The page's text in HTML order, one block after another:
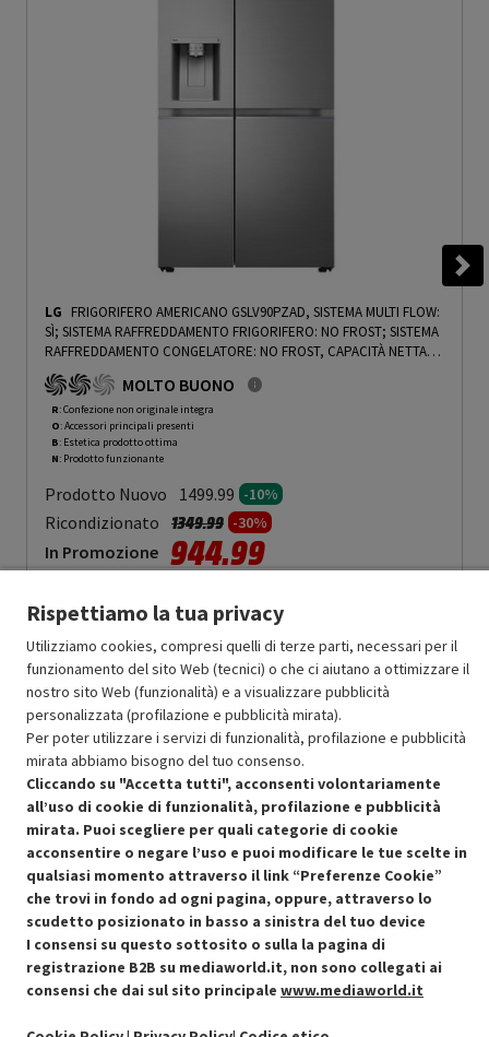
LG FRIGORIFERO AMERICANO GSLV90PZAD, SISTEMA MULTI FLOW:
SÌ; SISTEMA RAFFREDDAMENTO FRIGORIFERO: NO FROST; SISTEMA
RAFFREDDAMENTO CONGELATORE: NO FROST, CAPACITÀ NETTA
TOTALE 635 L, RUMOROSITÀ: 35 DB(A), LAN WIRELESS, DISPENSER
ACQUA, DISPENSER GHIACCIO, DIMENSIONI: L 91,3 CM A 179 CM P
73,5 CM, INOX PREMIUM, CLASSE D - PRMG GRADING ROBN - 10%
PRMG GRADING ROBN - 10%
MOLTO BUONO
R: Confezione non originale integra
O: Accessori principali presenti
B: Estetica prodotto ottima
N: Prodotto funzionante
Prodotto Nuovo 1499.99 -10%
Ricondizionato Prezzo ridotto da
1349.99a-30%
In Promozione 944.99
Aggiungi al carrello
SCONTO RICONDIZIONATI
Approfitta dello sconto del 30% sul prodotto ricondizionato.
Condizioni generali di vendita
Cookie Policy
Preferenze cookie
Recedere dal contratto qui
Rispettiamo la tua privacy
Utilizziamo cookies, compresi quelli di terze parti, necessari per il
funzionamento del sito Web (tecnici) o che ci aiutano a ottimizzare il
nostro sito Web (funzionalità) e a visualizzare pubblicità
personalizzata (profilazione e pubblicità mirata).
Per poter utilizzare i servizi di funzionalità, profilazione e pubblicità
mirata abbiamo bisogno del tuo consenso.
Cliccando su "Accetta tutti", acconsenti volontariamente
all’uso di cookie di funzionalità, profilazione e pubblicità
mirata. Puoi scegliere per quali categorie di cookie
acconsentire o negare l’uso e puoi modificare le tue scelte in
qualsiasi momento attraverso il link “Preferenze Cookie”
che trovi in fondo ad ogni pagina, oppure, attraverso lo
scudetto posizionato in basso a sinistra del tuo device
I consensi su questo sottosito o sulla la pagina di
registrazione B2B su mediaworld.it, non sono collegati ai
consensi che dai sul sito principale www.mediaworld.it